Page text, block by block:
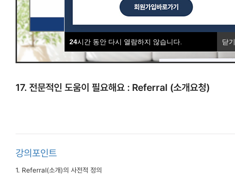
24시간 동안 다시 열람하지 않습니다. 닫기
17. 전문적인 도움이 필요해요 : Referral (소개요청)
강의포인트
1. Referral(소개)의 사전적 정의